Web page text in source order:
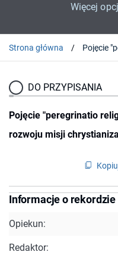
Więcej
Strona główna
DO PRZYPISANIA
Pojęcie "peregrinatio
rozwoju misji
Informacje o rekordzie
Opiekun:
Redaktor: